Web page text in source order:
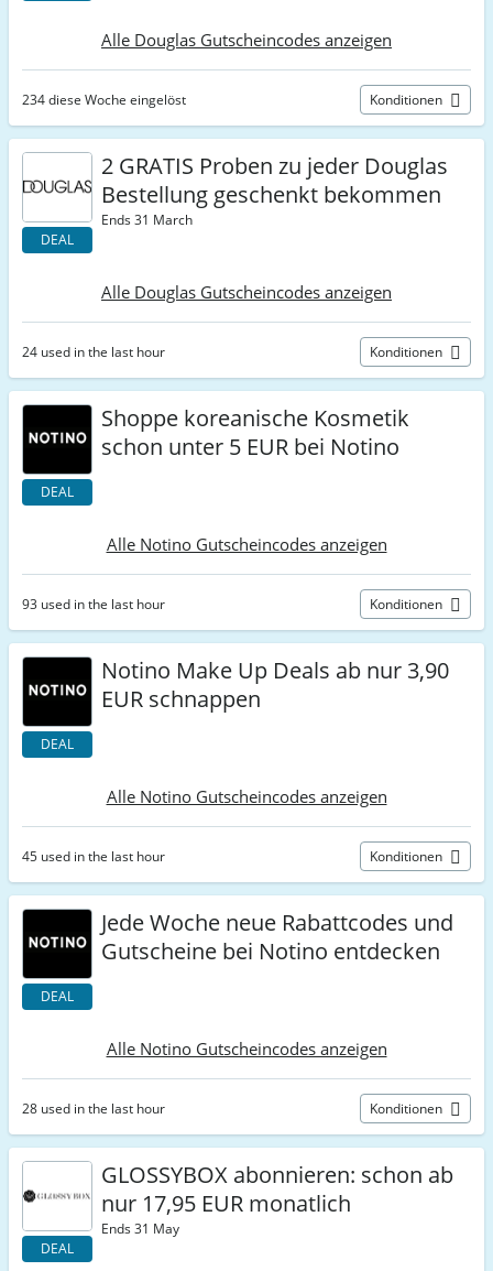
Alle Douglas Gutscheincodes anzeigen
234 diese Woche eingelöst Konditionen
DEAL
2 GRATIS Proben zu jeder Douglas
Bestellung geschenkt bekommen
Ends 31 March
Alle Douglas Gutscheincodes anzeigen
24 used in the last hour Konditionen
DEAL
Shoppe koreanische Kosmetik
schon unter 5 EUR bei Notino
Alle Notino Gutscheincodes anzeigen
93 used in the last hour Konditionen
DEAL
Notino Make Up Deals ab nur 3,90
EUR schnappen
Alle Notino Gutscheincodes anzeigen
45 used in the last hour Konditionen
DEAL
Jede Woche neue Rabattcodes und
Gutscheine bei Notino entdecken
Alle Notino Gutscheincodes anzeigen
28 used in the last hour Konditionen
DEAL
GLOSSYBOX abonnieren: schon ab
nur 17,95 EUR monatlich
Ends 31 May